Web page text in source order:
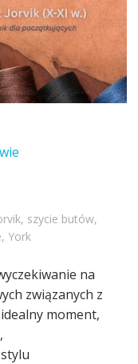
, szycie butów,
, York
na
związanych z
moment,